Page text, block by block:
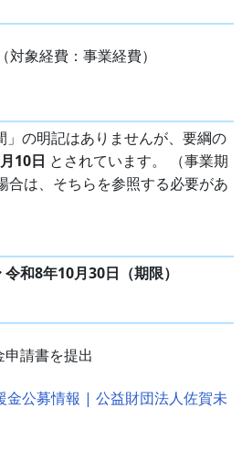
（対象経費：事業経費）
」の明記はありませんが、要綱の
10日 とされています。 （事業期
合は、そちらを参照する必要があ
和8年10月30日（期限）
請書を提出
金公募情報 | 公益財団法人佐賀未